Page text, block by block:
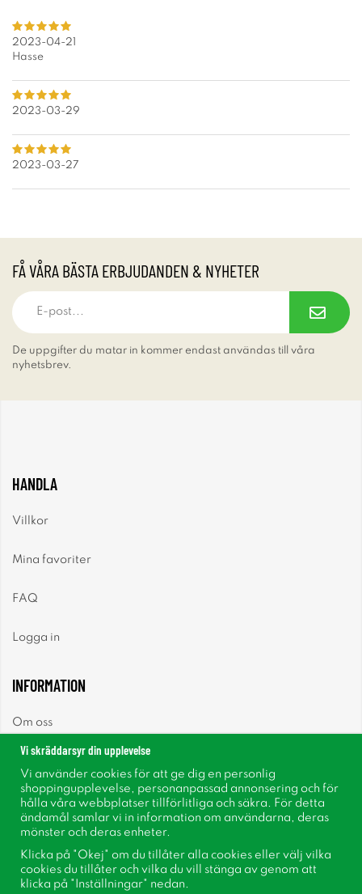
2023-04-21
Hasse
2023-03-29
2023-03-27
FÅ VÅRA BÄSTA ERBJUDANDEN & NYHETER
De uppgifter du matar in kommer endast användas till våra
nyhetsbrev.
HANDLA
Villkor
Mina favoriter
FAQ
Logga in
INFORMATION
Om oss
Nyhetsbrev
Om cookies
Inspiration
Vi skräddarsyr din upplevelse
Vi använder cookies för att ge dig en personlig
shoppingupplevelse, personanpassad annonsering och för
hålla våra webbplatser tillförlitliga och säkra. För detta
ändamål samlar vi in information om användarna, deras
mönster och deras enheter.
Klicka på "Okej" om du tillåter alla cookies eller välj vilka
cookies du tillåter och vilka du vill stänga av genom att
klicka på "Inställningar" nedan.